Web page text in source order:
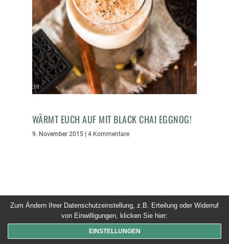
WÄRMT EUCH AUF MIT BLACK CHAI EGGNOG!
9. November 2015| 4 Kommentare
© 2026 Dinner um Acht. Alle Rechte vorbehalten
Zum Ändern Ihrer Datenschutzeinstellung, z.B. Erteilung oder Widerruf
von Einwilligungen, klicken Sie hier:
EINSTELLUNGEN